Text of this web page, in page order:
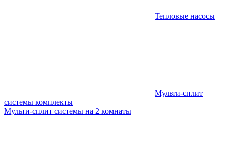
Тепловые насосы
Мульти-сплит
системы комплекты
Мульти-сплит системы на 2 комнаты